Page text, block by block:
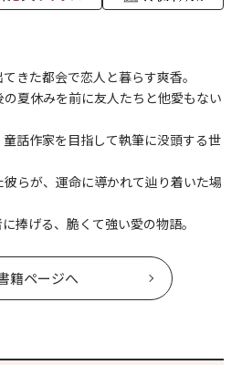
きた都会で恋人と暮らす爽香。
夏休みを前に友人たちと他愛もない
話作家を目指して執筆に没頭する世
らが、運命に導かれて辿り着いた場
捧げる、脆くて強い愛の物語。
籍ページへ